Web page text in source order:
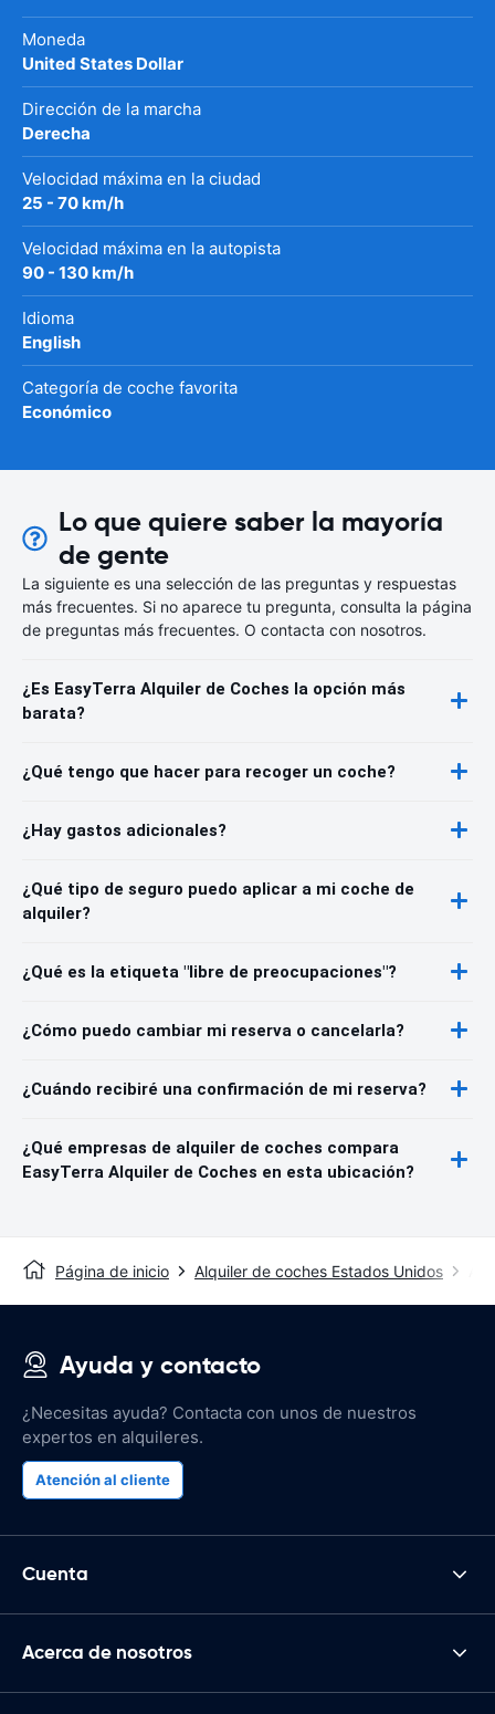
Moneda
United States Dollar
Dirección de la marcha
Derecha
Velocidad máxima en la ciudad
25 - 70 km/h
Velocidad máxima en la autopista
90 - 130 km/h
Idioma
English
Categoría de coche favorita
Económico
Lo que quiere saber la mayoría
de gente
La siguiente es una selección de las preguntas y respuestas
más frecuentes. Si no aparece tu pregunta, consulta la página
de preguntas más frecuentes. O contacta con nosotros.
¿Es EasyTerra Alquiler de Coches la opción más
barata?
¿Qué tengo que hacer para recoger un coche?
¿Hay gastos adicionales?
¿Qué tipo de seguro puedo aplicar a mi coche de
alquiler?
¿Qué es la etiqueta "libre de preocupaciones"?
¿Cómo puedo cambiar mi reserva o cancelarla?
¿Cuándo recibiré una confirmación de mi reserva?
¿Qué empresas de alquiler de coches compara
EasyTerra Alquiler de Coches en esta ubicación?
Página de inicio Alquiler de coches Estados Unidos
Ayuda y contacto
¿Necesitas ayuda? Contacta con unos de nuestros
expertos en alquileres.
Atención al cliente
Cuenta
Acerca de nosotros